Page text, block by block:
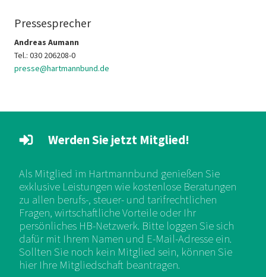
Pressesprecher
Andreas Aumann
Tel.: 030 206208-0
presse@hartmannbund.de
Werden Sie jetzt Mitglied!
Als Mitglied im Hartmannbund genießen Sie
exklusive Leistungen wie kostenlose Beratungen
zu allen berufs-, steuer- und tarifrechtlichen
Fragen, wirtschaftliche Vorteile oder Ihr
persönliches HB-Netzwerk. Bitte loggen Sie sich
dafür mit Ihrem Namen und E-Mail-Adresse ein.
Sollten Sie noch kein Mitglied sein, können Sie
hier Ihre Mitgliedschaft beantragen.